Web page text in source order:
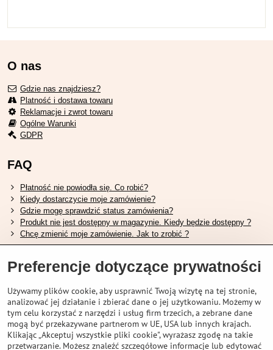
O nas
Gdzie nas znajdziesz?
Platność i dostawa towaru
Reklamacje i zwrot towaru
Ogólne Warunki
GDPR
FAQ
Płatność nie powiodła się. Co robić?
Kiedy dostarczycie moje zamówienie?
Gdzie mogę sprawdzić status zamówienia?
Produkt nie jest dostępny w magazynie. Kiedy będzie dostępny ?
Chcę zmienić moje zamówienie. Jak to zrobić ?
Przydatne linki
Tabela rozmiarów butów Shimano.
Jak wybrać odpowiedni widelec amortyzowany.
Jak wybrać odpowiedni rozmiar kasku?
Przewodnik po akumulatorach Shimano.
Zrozumienie opon bezdętkowych Schwalbe
Preferencje dotyczące prywatności
Używamy plików cookie, aby usprawnić Twoją wizytę na tej stronie,
analizować jej działanie i zbierać dane o jej użytkowaniu. Możemy w
tym celu korzystać z narzędzi i usług firm trzecich, a zebrane dane
mogą być przekazywane partnerom w UE, USA lub innych krajach.
Klikając „Akceptuj wszystkie pliki cookie", wyrażasz zgodę na takie
przetwarzanie. Możesz znaleźć szczegółowe informacje lub edytować